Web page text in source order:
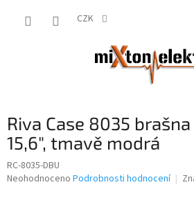
CZK
Riva Case 8035
15,6", tmavě modrá
RC-8035-DBU
Průměrné
Neohodnoceno Podrobnosti hodnocení